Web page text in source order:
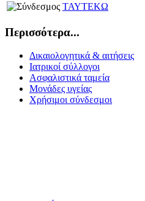
ΤΑΥΤΕΚΩ
Περισσότερα...
Δικαιολογητικά & αιτήσεις
Ιατρικοί σύλλογοι
Ασφαλιστικά ταμεία
Μονάδες υγείας
Χρήσιμοι σύνδεσμοι